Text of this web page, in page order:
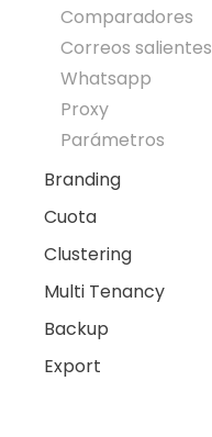
Comparadores
Correos salientes
Whatsapp
Proxy
Parámetros
Branding
Cuota
Clustering
Multi Tenancy
Backup
Export